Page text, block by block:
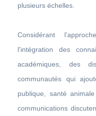
plusieurs échelles.
Considérant
l'intégration des
académiques, des
communautés qui
publique, santé
communications